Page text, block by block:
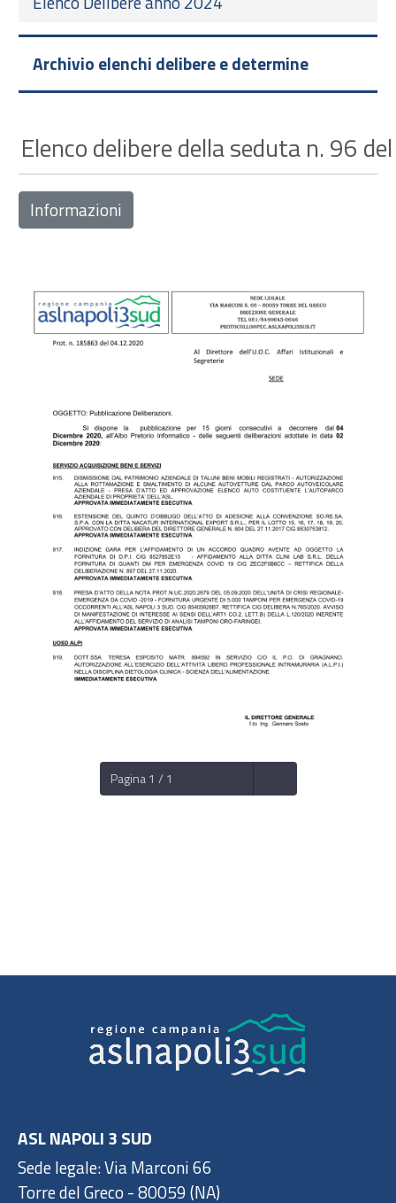
Archivio elenchi delibere e determine
Elenco delibere della seduta n. 96
Informazioni
Pagina 1 / 1
ASL NAPOLI 3 SUD
Sede legale: Via Marconi 66
Torre del Greco - 80059 (NA)